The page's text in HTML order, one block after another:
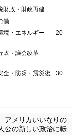
財政・財政再建
働
境・エネルギー 20
政・議会改革
全・防災・震災復
30
アメリカいいなりの
公の新しい政治に転